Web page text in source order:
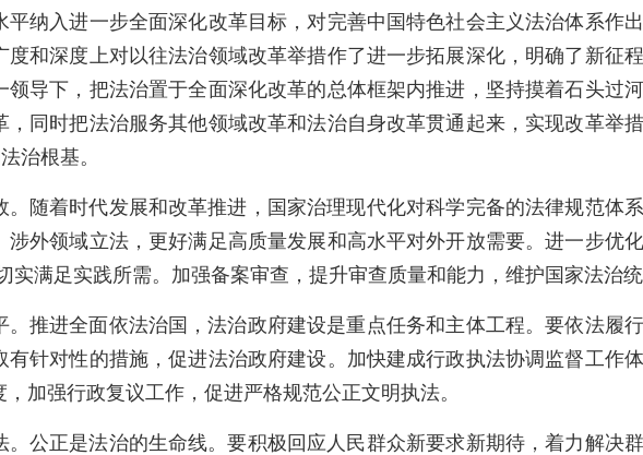
平纳入进一步全面深化改革目标，对完善中国特色社会主义法治体系作
度和深度上对以往法治领域改革举措作了进一步拓展深化，明确了新征
领导下，把法治置于全面深化改革的总体框架内推进，坚持摸着石头过
，同时把法治服务其他领域改革和法治自身改革贯通起来，实现改革举
治根基。
随着时代发展和改革推进，国家治理现代化对科学完备的法律规范体
涉外领域立法，更好满足高质量发展和高水平对外开放需要。进一步优
实满足实践所需。加强备案审查，提升审查质量和能力，维护国家法治统
。推进全面依法治国，法治政府建设是重点任务和主体工程。要依法履
有针对性的措施，促进法治政府建设。加快建成行政执法协调监督工作
加强行政复议工作，促进严格规范公正文明执法。
。公正是法治的生命线。要积极回应人民群众新要求新期待，着力解决